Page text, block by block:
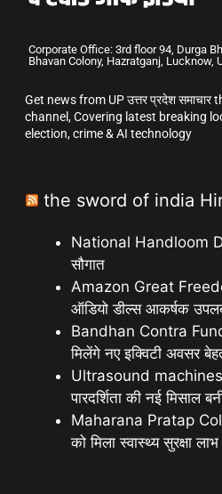
Corporate Office: 3rd floor 94, Durga
Bhavan Colony, Hazratganj, Lucknow,
Get news from UP उत्तर प्रदेश
channel, Covering latest breaking
election, crime & AI technology
the sword of india
National Handloom
सौगात
Amazon Great
ऑडियो डील्स आकर्षक
Bandhan Contra
मिलेंगे नए इक्विटी अवसर
Ultrasound machines
पारदर्शिता की नई मिसाल
Maharana Pratap
को मिला स्वास्थ्य सुरक्षा लाभ